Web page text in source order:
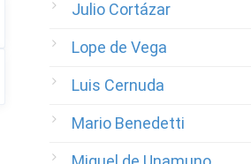
Julio Cortázar
Lope de Vega
Luis Cernuda
Mario Benedetti